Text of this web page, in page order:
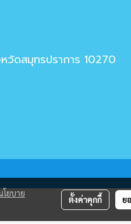
วัดสมุทรปราการ 10270
โยบาย
ตั้งค่าคุกกี้ ย